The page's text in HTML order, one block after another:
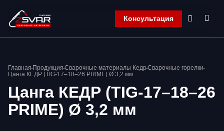
Консультация
Главная
Компания
Продукция
Контакты
Корзина
Главная Продукция Сварочные материалы Кедр Сварочные горелки
Цанга КЕДР (TIG-17–18–26 PRIME) Ø 3,2 мм
Цанга КЕДР (TIG-17–18–26
PRIME) Ø 3,2 мм